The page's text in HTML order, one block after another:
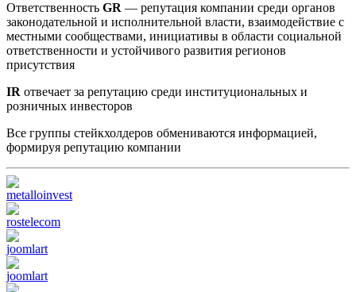
Ответственность GR — репутация компании среди органов
законодательной и исполнительной власти, взаимодействие с
местными сообществами, инициативы в области социальной
ответственности и устойчивого развития регионов
присутствия
IR отвечает за репутацию среди институциональных и
розничных инвесторов
Все группы стейкхолдеров обмениваются информацией,
формируя репутацию компании